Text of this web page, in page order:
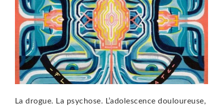
La drogue. La psychose. L’adolescence douloureuse,